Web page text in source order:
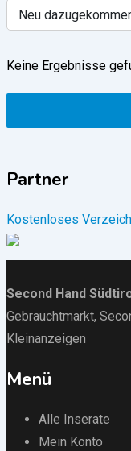
Keine Ergebnisse
Partner
Kostenloses
Second Hand
Gebrauchtmarkt,
Kleinanzeigen
Menü
Alle Inserate
Mein Konto